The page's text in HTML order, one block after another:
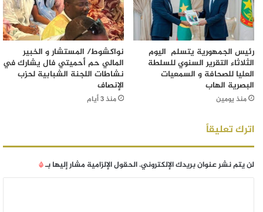
رئيس الجمهورية يتسلم اليوم
الثلاثاء التقرير السنوي للسلطة
العليا للصحافة و السمعيات
البصرية الهاب
منذ يومين
نواكشوط/ المستشار و الخبير
المالي حم أحميتي فال يشارك في
نشاطات اللجنة الشبابية لحزب
الإنصاف
منذ 3 أيام
اترك تعليقاً
لن يتم نشر عنوان بريدك الإلكتروني.الحقول الإلزامية مشار إليها بـ*